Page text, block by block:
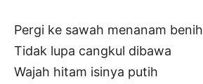
Pergi ke sawah menanam benih
Tidak lupa cangkul dibawa
Wajah hitam isinya putih